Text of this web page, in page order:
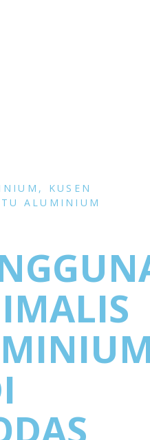
, KUSEN
ALUMINIUM